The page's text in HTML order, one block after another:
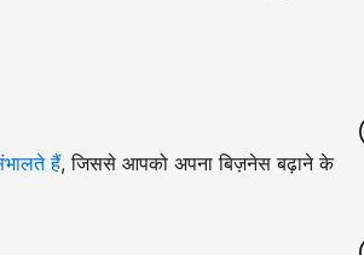
हैं, जिससे आपको अपना बिज़नेस बढ़ाने के